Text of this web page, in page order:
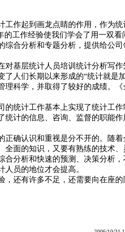
作起到画龙点睛的作用，作为
工作经验使我们学会了用一双
综合分析和专题分析，提供给公
对基层统计人员培训统计分析写
人们长期以来形成的“统计就是
理科学，并取得了较好的成绩。
的统计工作基本上实现了统计工
统计的信息、咨询、监督的职能
正确认识和重视是分不开的。随
全面的知识，又要有熟练的技术
合分析和快速的预测、决策分析
员的地位才会提高。
，还有许多不足，还需要向在座